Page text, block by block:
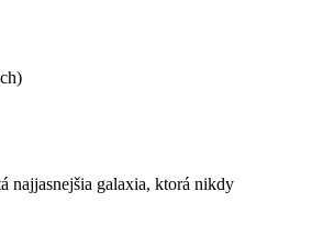
najjasnejšia galaxia, ktorá nikdy